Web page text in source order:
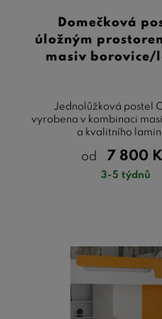
Domečková
úložným
masiv borovice/
Jednolůžková postel
vyrobena v kombinaci
a kvalitního
od 7 800
3-5 týdnů